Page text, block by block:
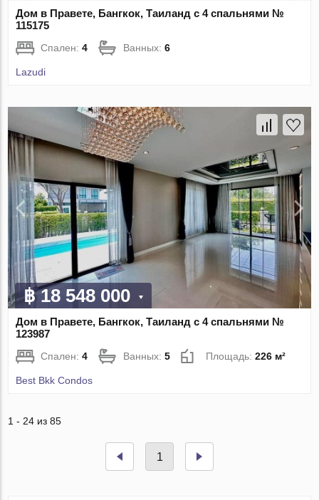
Дом в Правете, Бангкок, Таиланд с 4 спальнями №
115175
Спален:4 Ванных:6
Lazudi
฿ 18 548 000
Дом в Правете, Бангкок, Таиланд с 4 спальнями №
123987
Спален:4 Ванных:5 Площадь:226 м²
Best Bkk Condos
1 - 24 из 85
1